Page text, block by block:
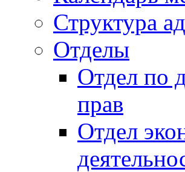
Структура
Отделы
Отдел по
прав
Отдел